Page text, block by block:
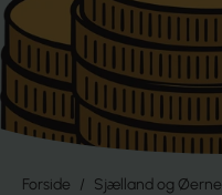
Forside
Sjælland og Øerne